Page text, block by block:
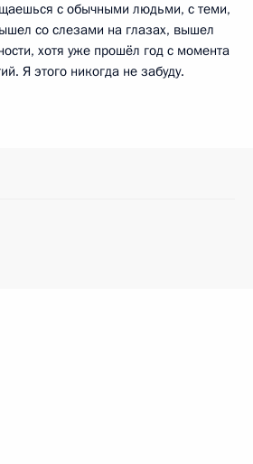
с обычными людьми, с теми,
со слезами на глазах, вышел
хотя уже прошёл год с момента
Я этого никогда не забуду.